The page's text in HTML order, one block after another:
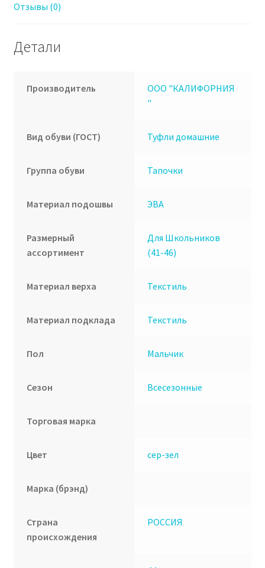
Отзывы (0)
Детали
Производитель
ООО "КАЛИФОРНИЯ
"
Вид обуви (ГОСТ) Туфли домашние
Группа обуви Тапочки
Материал подошвы ЭВА
Размерный
ассортимент
Для Школьников
(41-46)
Материал верха Текстиль
Материал подклада Текстиль
Пол Мальчик
Сезон Всесезонные
Торговая марка
Цвет сер-зел
Марка (брэнд)
Страна
происхождения
РОССИЯ